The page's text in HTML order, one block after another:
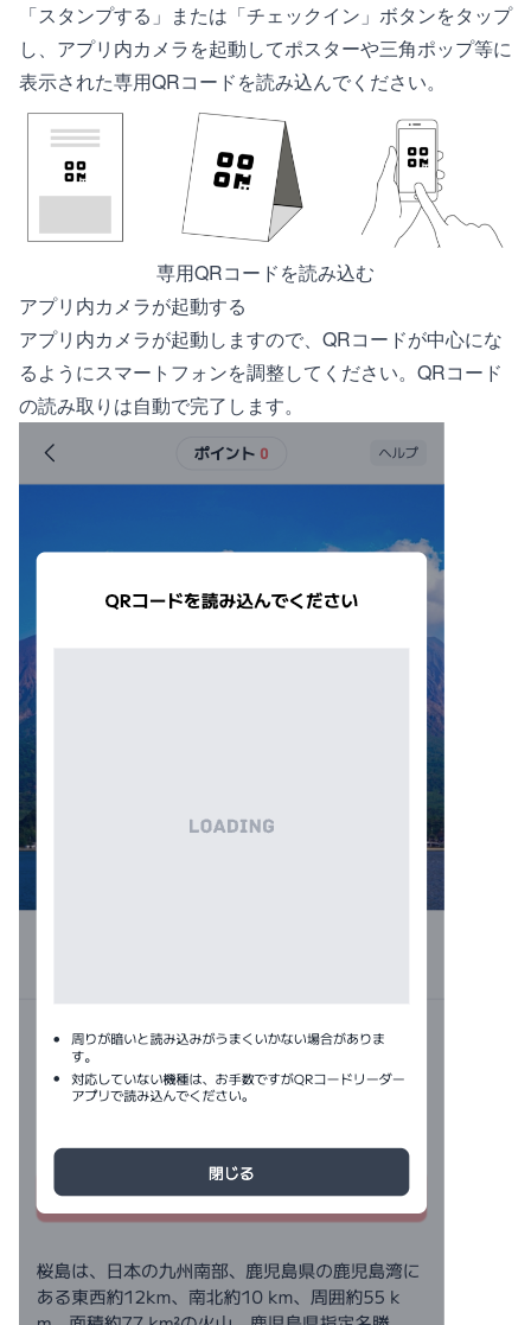
「スタンプする」または「チェックイン」ボタンをタップ
し、アプリ内カメラを起動してポスターや三角ポップ等に
表示された専用QRコードを読み込んでください。
専用QRコードを読み込む
アプリ内カメラが起動する
アプリ内カメラが起動しますので、QRコードが中心にな
るようにスマートフォンを調整してください。QRコード
の読み取りは自動で完了します。